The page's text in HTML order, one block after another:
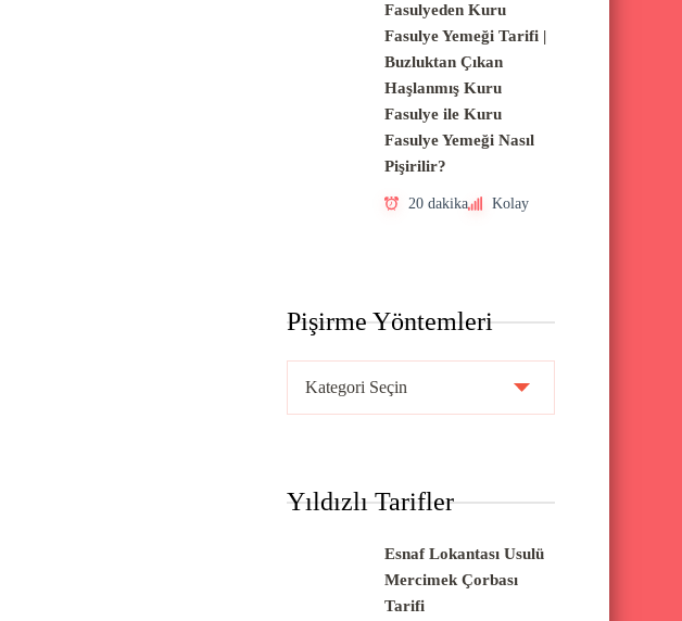
Fasulyeden Kuru
Fasulye Yemeği Tarifi |
Buzluktan Çıkan
Haşlanmış Kuru
Fasulye ile Kuru
Fasulye Yemeği Nasıl
Pişirilir?
20 dakika Kolay
Pişirme Yöntemleri
r
Yıldızlı Tarifler
Esnaf Lokantası Usulü
Mercimek Çorbası
Tarifi